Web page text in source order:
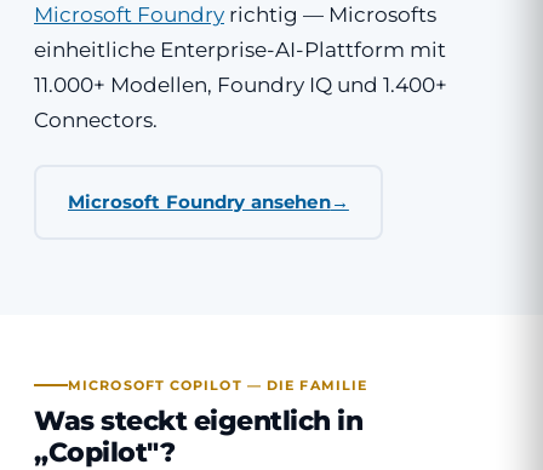
Microsoft Foundry richtig — Microsofts
einheitliche Enterprise-AI-Plattform mit
11.000+ Modellen, Foundry IQ und 1.400+
Connectors.
Microsoft Foundry ansehen
MICROSOFT COPILOT — DIE FAMILIE
Was steckt eigentlich in
„Copilot"?